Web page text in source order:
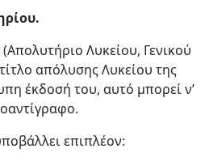
(Απολυτήριο Λυκείου, Γενικού
απόλυσης Λυκείου της
έκδοσή του, αυτό μπορεί ν’
επιπλέον: